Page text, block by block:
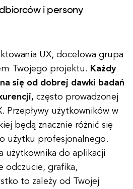
i persony
UX, docelowa grupa
Twojego projektu. Każdy
się od dobrej dawki badań
często prowadzonej
Przepływy użytkowników w
będą znacznie różnić się
użytku profesjonalnego.
użytkownika do aplikacji
odczucie, grafika,
to zależy od Twojej